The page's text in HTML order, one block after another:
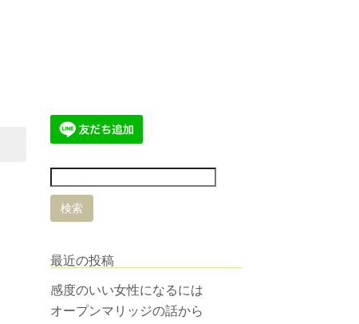
最近の投稿
感度のいい女性になるには
オープンマリッジの話から